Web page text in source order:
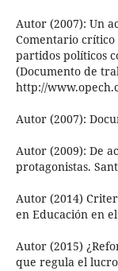
Autor (2007): Un
Comentario crítico
partidos políticos
(Documento de
http://
Autor (2007):
Autor (2009): De
protagonistas.
Autor (2014)
en Educación en
Autor (2015)
que regula el